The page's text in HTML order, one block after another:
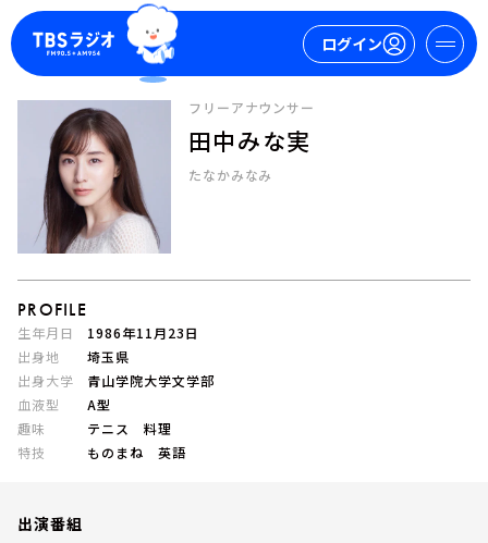
ログイン
マイページ
ログイン
今日の番組表
週間番組表
トピックス
イベント・グッズ
フリーアナウンサー
田中みな実
たなかみなみ
PROFILE
生年月日
1986年11月23日
出身地
埼玉県
出身大学
青山学院大学文学部
血液型
A型
趣味
テニス 料理
特技
ものまね 英語
出演番組